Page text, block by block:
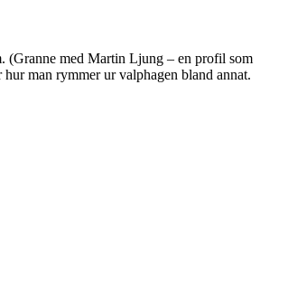
(Granne med Martin Ljung – en profil som
man rymmer ur valphagen bland annat.